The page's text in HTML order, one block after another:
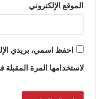
الموقع الإلكتروني
احفظ اسمي، بريدي
لاستخدامها المرة المقبلة